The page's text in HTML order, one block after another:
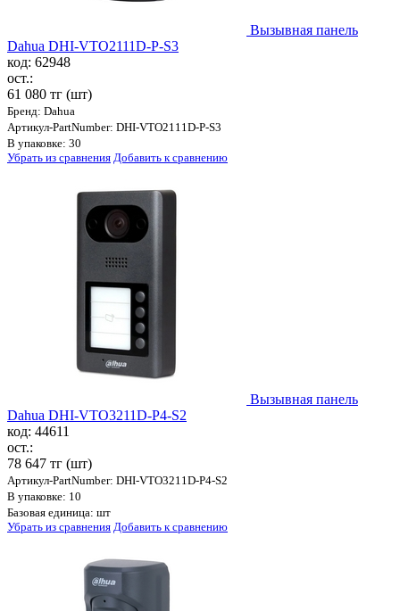
Вызывная панель
Dahua DHI-VTO2111D-P-S3
код: 62948
ост.:
61 080 тг (шт)
Бренд: Dahua
Артикул-PartNumber: DHI-VTO2111D-P-S3
В упаковке: 30
Убрать из сравнения Добавить к сравнению
Вызывная панель
Dahua DHI-VTO3211D-P4-S2
код: 44611
ост.:
78 647 тг (шт)
Артикул-PartNumber: DHI-VTO3211D-P4-S2
В упаковке: 10
Базовая единица: шт
Убрать из сравнения Добавить к сравнению